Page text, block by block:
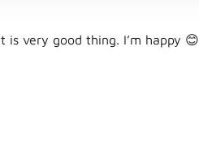
very good thing. I’m happy 😊